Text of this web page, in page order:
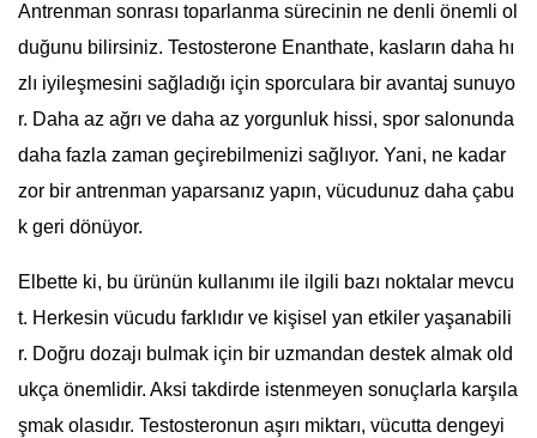
Antrenman sonrası toparlanma sürecinin ne denli önemli ol
duğunu bilirsiniz. Testosterone Enanthate, kasların daha hı
zlı iyileşmesini sağladığı için sporculara bir avantaj sunuyo
r. Daha az ağrı ve daha az yorgunluk hissi, spor salonunda
daha fazla zaman geçirebilmenizi sağlıyor. Yani, ne kadar
zor bir antrenman yaparsanız yapın, vücudunuz daha çabu
k geri dönüyor.
Elbette ki, bu ürünün kullanımı ile ilgili bazı noktalar mevcu
t. Herkesin vücudu farklıdır ve kişisel yan etkiler yaşanabili
r. Doğru dozajı bulmak için bir uzmandan destek almak old
ukça önemlidir. Aksi takdirde istenmeyen sonuçlarla karşıla
şmak olasıdır. Testosteronun aşırı miktarı, vücutta dengeyi